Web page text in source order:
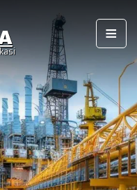
Sertifikasi Ahli K3
Sertifikasi Ahli K3